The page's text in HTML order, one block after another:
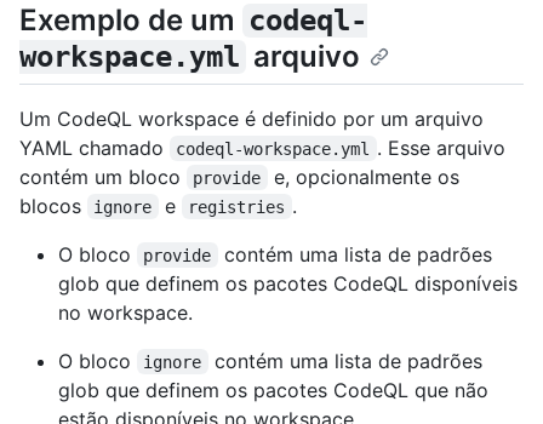
Exemplo de um codeql-
workspace.yml arquivo
Um CodeQL workspace é definido por um arquivo
YAML chamado
codeql-workspace.yml
. Esse arquivo
contém um bloco
provide
e, opcionalmente os
blocos
ignore e registries .
O bloco
provide
contém uma lista de padrões
glob que definem os pacotes CodeQL disponíveis
no workspace.
O bloco
ignore
contém uma lista de padrões
glob que definem os pacotes CodeQL que não
estão disponíveis no workspace.